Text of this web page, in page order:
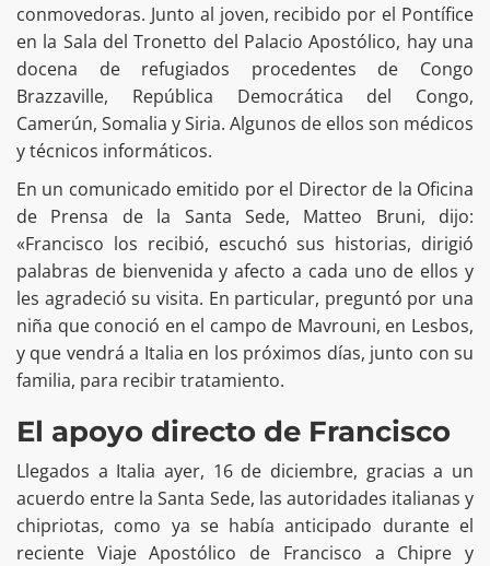
conmovedoras. Junto al joven, recibido por el Pontífice
en la Sala del Tronetto del Palacio Apostólico, hay una
docena de refugiados procedentes de Congo
Brazzaville, República Democrática del Congo,
Camerún, Somalia y Siria. Algunos de ellos son médicos
y técnicos informáticos.
En un comunicado emitido por el Director de la Oficina
de Prensa de la Santa Sede, Matteo Bruni, dijo:
«Francisco los recibió, escuchó sus historias, dirigió
palabras de bienvenida y afecto a cada uno de ellos y
les agradeció su visita. En particular, preguntó por una
niña que conoció en el campo de Mavrouni, en Lesbos,
y que vendrá a Italia en los próximos días, junto con su
familia, para recibir tratamiento.
El apoyo directo de Francisco
Llegados a Italia ayer, 16 de diciembre, gracias a un
acuerdo entre la Santa Sede, las autoridades italianas y
chipriotas, como ya se había anticipado durante el
reciente Viaje Apostólico de Francisco a Chipre y